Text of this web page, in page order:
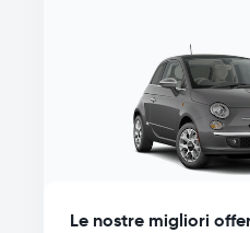
Le nostre migliori